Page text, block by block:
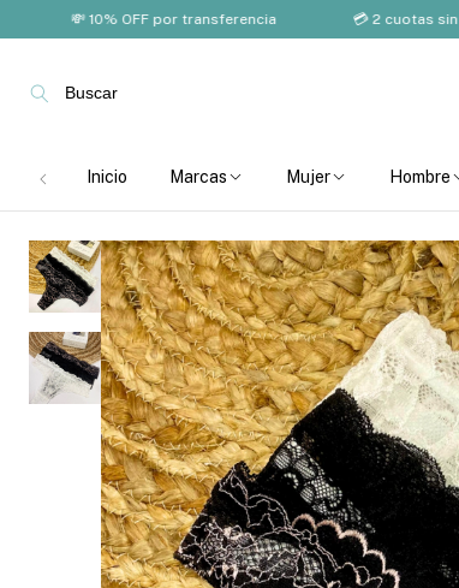
💸 10% OFF por transferencia 💳 2 cuotas sin interés
Buscar
Inicio Marcas Mujer Hombre